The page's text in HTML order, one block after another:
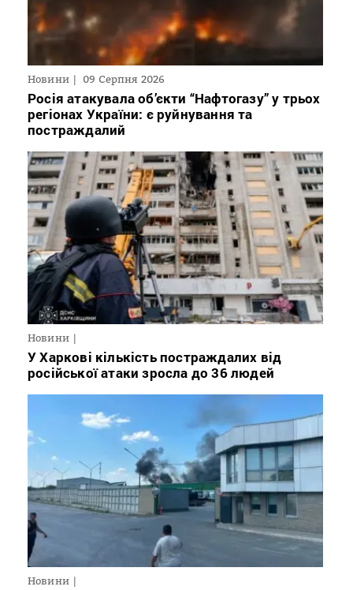
Новини 09 Серпня 2026
Росія атакувала об’єкти “Нафтогазу” у трьох
регіонах України: є руйнування та
постраждалий
Новини
У Харкові кількість постраждалих від
російської атаки зросла до 36 людей
Новини